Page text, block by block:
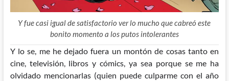
Y fue casi igual de satisfactorio ver lo mucho que cabreó este
bonito momento a los putos intolerantes
Y lo se, me he dejado fuera un montón de cosas tanto en
cine, televisión, libros y cómics, ya sea porque se me ha
olvidado mencionarlas (quien puede culparme con el año